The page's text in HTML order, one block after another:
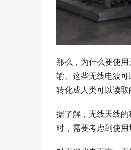
那么，为什么要使
输。这些无线电波
转化成人类可以读取
据了解，无线天线
时，需要考虑到使